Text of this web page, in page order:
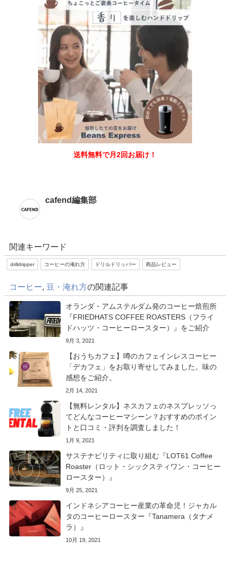
送料無料で月2回お届け！
cafend編集部
関連キーワード
drilldripper コーヒーの淹れ方 ドリルドリッパー 商品レビュー
コーヒー 豆・淹れ方の関連記事
オランダ・アムステルダム発のコーヒー焙煎所
『FRIEDHATS COFFEE ROASTERS（フライ
ドハッツ・コーヒーロースター）』をご紹介
9月 3, 2021
【おうちカフェ】噂のカフェインレスコーヒー
「デカフェ」をお取り寄せしてみました。味の
感想をご紹介。
2月 14, 2021
【無料レンタル】ネスカフェのネスプレッソっ
てどんなコーヒーマシーン？おすすめのポイン
トと口コミ・評判を調査しました！
1月 9, 2021
サステナビリティに取り組む『LOT61 Coffee
Roaster（ロット・シックスティワン・コーヒー
ロースター）』
9月 25, 2021
インドネシアコーヒー産業の革命児！ジャカル
タのコーヒーロースター『Tanamera（タナメ
ラ）』
10月 19, 2021